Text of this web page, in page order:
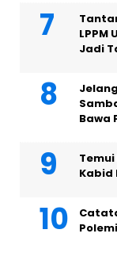
LPPM
Jadi
Bawa
Temui
Kabid